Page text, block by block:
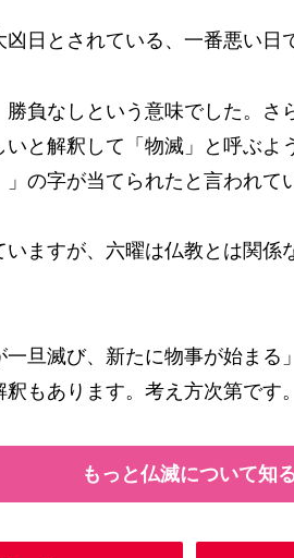
日とされている、一番悪い日
勝負なしという意味でした。さ
と解釈して「物滅」と呼ぶよ
の字が当てられたと言われて
ますが、六曜は仏教とは関係
旦滅び、新たに物事が始まる
もあります。考え方次第です。
もっと仏滅について知